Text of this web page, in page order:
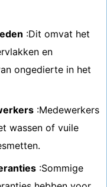
:Dit omvat het
en
ongedierte in het
:Medewerkers
wassen of vuile
:Sommige